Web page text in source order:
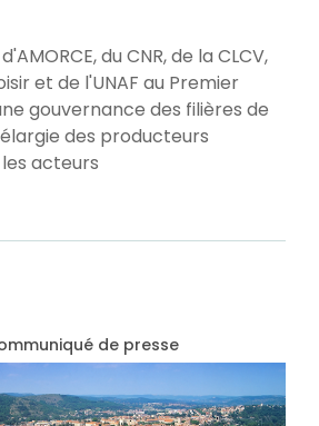
du CNR, de la CLCV,
et de l'UNAF au Premier
gouvernance des filières de
des producteurs
acteurs
de presse